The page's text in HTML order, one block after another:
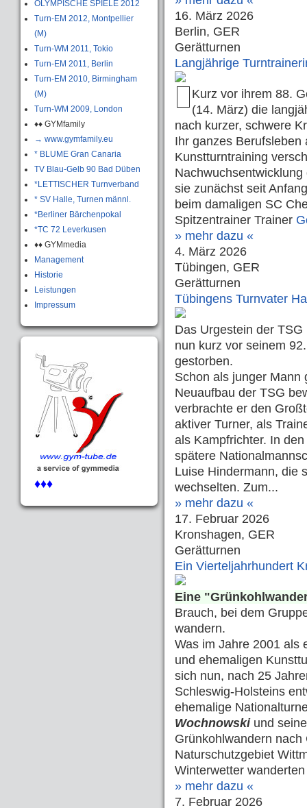
OLYMPISCHE SPIELE 2012
Turn-EM 2012, Montpellier
(M)
Turn-WM 2011, Tokio
Turn-EM 2011, Berlin
Turn-EM 2010, Birmingham
(M)
Turn-WM 2009, London
♦♦ GYMfamily
→ www.gymfamily.eu
* BLUME Gran Canaria
TV Blau-Gelb 90 Bad Düben
*LETTISCHER Turnverband
* SV Halle, Turnen männl.
*Berliner Bärchenpokal
*TC 72 Leverkusen
♦♦ GYMmedia
Management
Historie
Leistungen
Impressum
♦♦♦
16. März 2026
Berlin, GER
Gerätturnen
Langjährige
Kurz vor ihrem 88.
(14. März) die
nach kurzer, schwere
Ihr ganzes Berufsleben
Kunstturntraining
sie zunächst seit
beim damaligen SC
Spitzentrainer Trainer
» mehr dazu «
4. März 2026
Tübingen, GER
Gerätturnen
Tübingens Turnvater
Das Urgestein der
nun kurz vor seinem
gestorben.
Schon als junger Mann
Neuaufbau der TSG
verbrachte er den
aktiver Turner, als
als Kampfrichter. In
spätere
Luise Hindermann, die
wechselten. Zum...
» mehr dazu «
17. Februar 2026
Kronshagen, GER
Gerätturnen
Ein Vierteljahrhundert
Eine
Brauch, bei dem
wandern.
Was im Jahre 2001 als
und ehemaligen
sich nun, nach 25
Schleswig-Holsteins
ehemalige
Wochnowski und
Grünkohlwandern
Naturschutzgebiet
Winterwetter
» mehr dazu «
7. Februar 2026